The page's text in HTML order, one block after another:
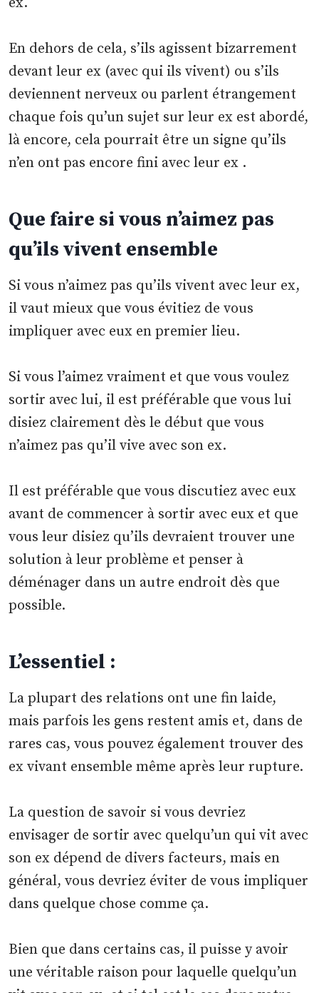
En dehors de cela, s’ils agissent bizarrement
devant leur ex (avec qui ils vivent) ou s’ils
deviennent nerveux ou parlent étrangement
chaque fois qu’un sujet sur leur ex est abordé,
là encore, cela pourrait être un signe qu’ils
n’en ont pas encore fini avec leur ex .
Que faire si vous n’aimez pas
qu’ils vivent ensemble
Si vous n’aimez pas qu’ils vivent avec leur ex,
il vaut mieux que vous évitiez de vous
impliquer avec eux en premier lieu.
Si vous l’aimez vraiment et que vous voulez
sortir avec lui, il est préférable que vous lui
disiez clairement dès le début que vous
n’aimez pas qu’il vive avec son ex.
Il est préférable que vous discutiez avec eux
avant de commencer à sortir avec eux et que
vous leur disiez qu’ils devraient trouver une
solution à leur problème et penser à
déménager dans un autre endroit dès que
possible.
L’essentiel :
La plupart des relations ont une fin laide,
mais parfois les gens restent amis et, dans de
rares cas, vous pouvez également trouver des
ex vivant ensemble même après leur rupture.
La question de savoir si vous devriez
envisager de sortir avec quelqu’un qui vit avec
son ex dépend de divers facteurs, mais en
général, vous devriez éviter de vous impliquer
dans quelque chose comme ça.
Bien que dans certains cas, il puisse y avoir
une véritable raison pour laquelle quelqu’un